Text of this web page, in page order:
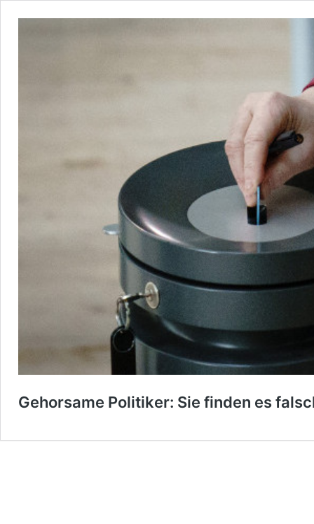
Gehorsame Politiker: Sie finden es